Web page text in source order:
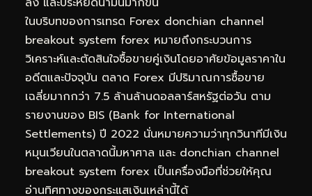
ในบริบทของการเทรด Forex donchian channel
breakout system forex หมายถึงกระบวนการ
วิเคราะห์และตัดสินใจซื้อขายคู่เงินโดยอาศัยข้อมูลราคาใน
อดีตและปัจจุบัน ตลาด Forex มีปริมาณการซื้อขาย
เฉลี่ยมากกว่า 7.5 ล้านล้านดอลลาร์สหรัฐต่อวัน ตาม
รายงานของ BIS (Bank for International
Settlements) ปี 2022 นั่นหมายความว่าทุกวินาทีมีเงิน
หมุนเวียนในตลาดนี้มหาศาล และ donchian channel
breakout system forex เป็นเครื่องมือที่ช่วยให้คุณ
อ่านทิศทางของกระแสเงินเหล่านี้ได้